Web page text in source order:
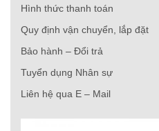
Hình thức thanh toán
Quy định vận chuyển, lắp đặt
Bảo hành – Đổi trả
Tuyển dụng Nhân sự
Liên hệ qua E – Mail